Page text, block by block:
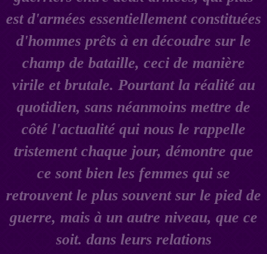
est d'armées essentiellement constituées
d'hommes prêts à en découdre sur le
champ de bataille, ceci de manière
virile et brutale. Pourtant la réalité au
quotidien, sans néanmoins mettre de
côté l'actualité qui nous le rappelle
tristement chaque jour, démontre que
ce sont bien les femmes qui se
retrouvent le plus souvent sur le pied de
guerre, mais à un autre niveau, que ce
soit. dans leurs relations